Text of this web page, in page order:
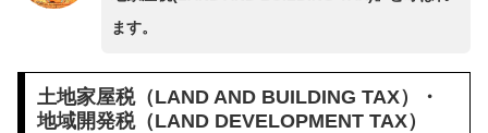
ます。
土地家屋税（LAND AND BUILDING TAX）・
地域開発税（LAND DEVELOPMENT TAX）